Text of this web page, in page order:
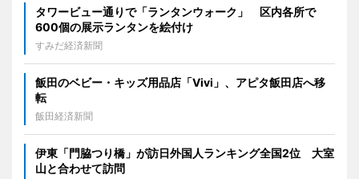
タワービュー通りで「ランタンウォーク」 区内各所で
600個の展示ランタンを絵付け
すみだ経済新聞
飯田のベビー・キッズ用品店「Vivi」、アピタ飯田店へ移
転
飯田経済新聞
伊東「門脇つり橋」が訪日外国人ランキング全国2位 大室
山と合わせて訪問